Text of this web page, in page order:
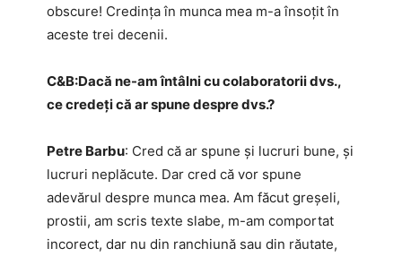
obscure! Credința în munca mea m-a însoțit în
aceste trei decenii.
C&B:​Dacă ne-am întâlni cu colaboratorii dvs.,
ce credeți că ar spune despre dvs.?
Petre Barbu: Cred că ar spune și lucruri bune, și
lucruri neplăcute. Dar cred că vor spune
adevărul despre munca mea. Am făcut greșeli,
prostii, am scris texte slabe, m-am comportat
incorect, dar nu din ranchiună sau din răutate,